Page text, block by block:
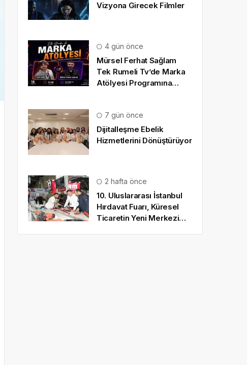
Vizyona Girecek Filmler
4 gün önce
Mürsel Ferhat Sağlam
Tek Rumeli Tv’de Marka
Atölyesi Programına
7 gün önce
Dijitalleşme Ebelik
Hizmetlerini Dönüştürüyor
2 hafta önce
10. Uluslararası İstanbul
Hırdavat Fuarı, Küresel
Ticaretin Yeni Merkezi